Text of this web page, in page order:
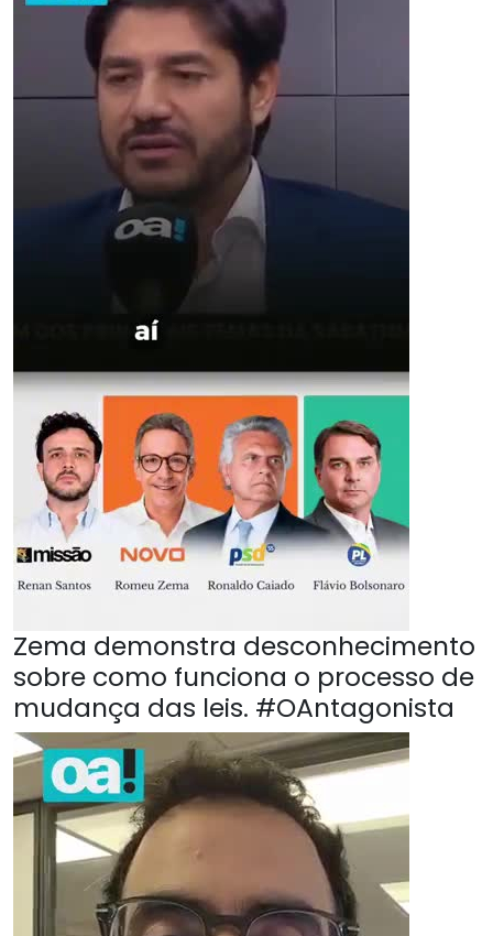
Zema demonstra desconhecimento
sobre como funciona o processo de
mudança das leis. #OAntagonista